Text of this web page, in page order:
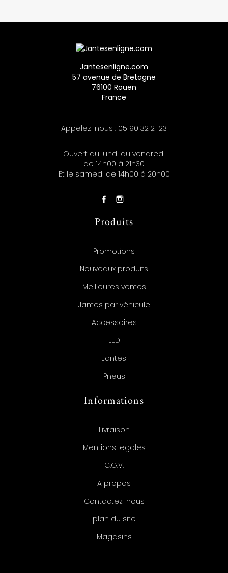
Jantesenligne.com
57 avenue de Bretagne
76100 Rouen
France
Appelez-nous : 05 90 32 21 23
Ouvert du lundi au vendredi
de 14h00 à 21h30
Et le samedi de 14h00 à 20h00
Produits
Promotions
Nouveaux produits
Meilleures ventes
Jantes par véhicule
Accessoires
LED
Jantes
Pneus
Informations
Livraison
Mentions legales
C.G.V.
A propos
Contactez-nous
plan du site
Magasins